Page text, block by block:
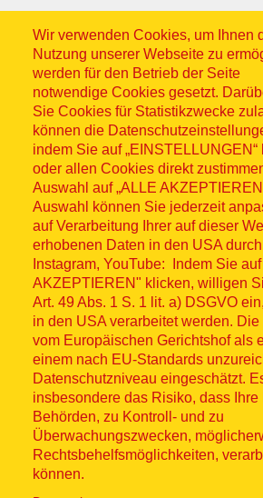
Wir verwenden Cookies, um Ihnen
Nutzung unserer Webseite zu
werden für den Betrieb der Seite
notwendige Cookies gesetzt.
Sie Cookies für Statistikzwecke
können die
indem Sie auf „EINSTELLUNGEN“
oder allen Cookies direkt
Auswahl auf „ALLE
Auswahl können Sie jederzeit
auf Verarbeitung Ihrer auf dieser
erhobenen Daten in den USA
Instagram, YouTube: Indem Sie
AKZEPTIEREN" klicken, willigen
Art. 49 Abs. 1 S. 1 lit. a) DSGVO
in den USA verarbeitet werden.
vom Europäischen Gerichtshof als
einem nach EU-Standards
Datenschutzniveau eingeschätzt.
insbesondere das Risiko, dass
Behörden, zu Kontroll- und zu
Überwachungszwecken,
Rechtsbehelfsmöglichkeiten,
können.
Sitemap
© ASB 2026
Fußzeilenmenü
Impressum
Datenschutz
Kontakt
Hinweisgebersystem
Lieferkette
Widerruf